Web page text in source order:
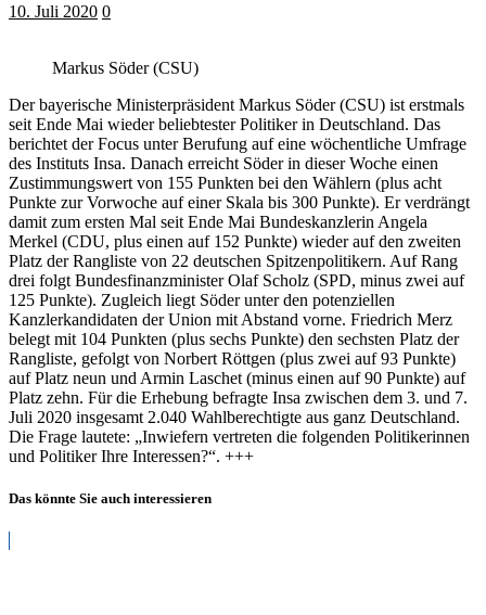
10. Juli 2020 0
Markus Söder (CSU)
Der bayerische Ministerpräsident Markus Söder (CSU) ist erstmals
seit Ende Mai wieder beliebtester Politiker in Deutschland. Das
berichtet der Focus unter Berufung auf eine wöchentliche Umfrage
des Instituts Insa. Danach erreicht Söder in dieser Woche einen
Zustimmungswert von 155 Punkten bei den Wählern (plus acht
Punkte zur Vorwoche auf einer Skala bis 300 Punkte). Er verdrängt
damit zum ersten Mal seit Ende Mai Bundeskanzlerin Angela
Merkel (CDU, plus einen auf 152 Punkte) wieder auf den zweiten
Platz der Rangliste von 22 deutschen Spitzenpolitikern. Auf Rang
drei folgt Bundesfinanzminister Olaf Scholz (SPD, minus zwei auf
125 Punkte). Zugleich liegt Söder unter den potenziellen
Kanzlerkandidaten der Union mit Abstand vorne. Friedrich Merz
belegt mit 104 Punkten (plus sechs Punkte) den sechsten Platz der
Rangliste, gefolgt von Norbert Röttgen (plus zwei auf 93 Punkte)
auf Platz neun und Armin Laschet (minus einen auf 90 Punkte) auf
Platz zehn. Für die Erhebung befragte Insa zwischen dem 3. und 7.
Juli 2020 insgesamt 2.040 Wahlberechtigte aus ganz Deutschland.
Die Frage lautete: „Inwiefern vertreten die folgenden Politikerinnen
und Politiker Ihre Interessen?“. +++
Das könnte Sie auch interessieren